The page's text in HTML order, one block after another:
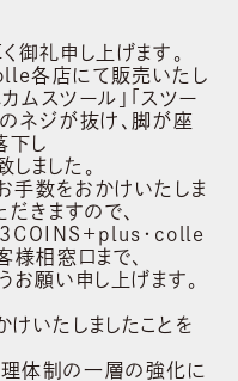
御礼申し上げます。
各店にて販売いたし
ムスツール」「スツー
ネジが抜け、脚が座
下し
ました。
手数をおかけいたしま
きますので、
3COINS+plus・colle
様相窓口まで、
お願い申し上げます。
いたしましたことを
体制の一層の強化に